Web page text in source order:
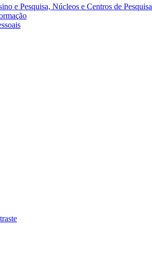
e Pesquisa, Núcleos e Centros de Pesquisa